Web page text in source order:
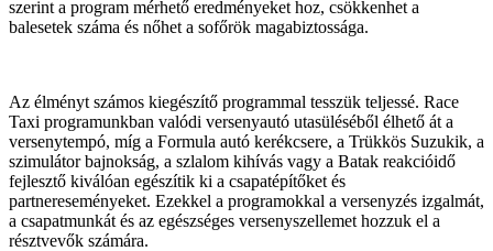
szerint a program mérhető eredményeket hoz, csökkenhet a
balesetek száma és nőhet a sofőrök magabiztossága.
Az élményt számos kiegészítő programmal tesszük teljessé. Race
Taxi programunkban valódi versenyautó utasüléséből élhető át a
versenytempó, míg a Formula autó kerékcsere, a Trükkös Suzukik, a
szimulátor bajnokság, a szlalom kihívás vagy a Batak reakcióidő
fejlesztő kiválóan egészítik ki a csapatépítőket és
partnereseményeket. Ezekkel a programokkal a versenyzés izgalmát,
a csapatmunkát és az egészséges versenyszellemet hozzuk el a
résztvevők számára.